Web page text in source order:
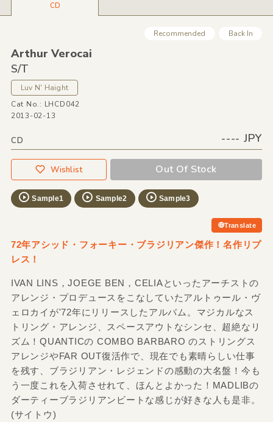
CD
Recommended Back In
Arthur Verocai
S/T
Luv N' Haight
Cat No.: LHCD042
2013-02-13
CD ---- JPY
Wishlist Out Of Stock
Sample1 Sample2 Sample3
Translate
72年アシッド・フォーキー・ブラジリアン傑作！名作リプ
レス！
IVAN LINS，JOEGE BEN，CELIAといったアーチストの
アレンジ・プロデュースをこなしていたアルトゥール・ヴ
ェロカイが'72年にリリースしたアルバム。マジカルなス
トリング・アレンジ、スペースアウトなシンセ、超絶なリ
ズム！QUANTICの COMBO BARBARO のストリングス
アレンジやFAR OUT復活作で、現在でも素晴らしい仕事
を残す、ブラジリアン・レジェンドの感動の大名盤！今も
う一度これを入荷させれて、ほんとよかった！MADLIBの
ダーティーブラジリアンビートな感じが好きな人も是非。
(サイトウ)